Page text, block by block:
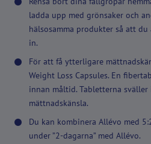
ladda upp med grönsaker och
hälsosamma produkter så att
in.
För att få ytterligare
Weight Loss Capsules. En
innan måltid. Tabletterna
mättnadskänsla.
Du kan kombinera Allévo med
under ”2-dagarna” med Allévo.